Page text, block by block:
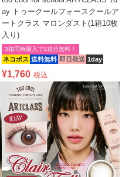
ay トゥークールフォースクールア
ートクラス マロンダスト(1箱10枚
入り)
ネコポス 送料無料 即日発送 1day
3箱同時購入で1箱分無料！
¥1,760 税込